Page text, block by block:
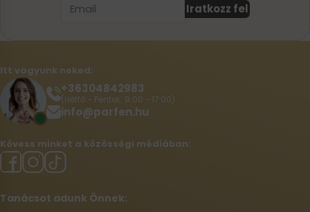
Iratkozz fel
Itt vagyunk neked:
+36304842983
(Hétfő - Péntek: 9:00 - 17:00)
info@parfen.hu
Kövess minket a közösségi médiában:
Tanácsot adunk Önnek: